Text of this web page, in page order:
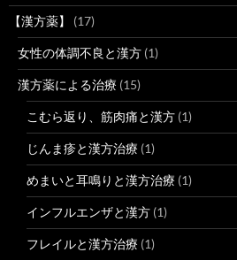
【漢方薬】 (17)
女性の体調不良と漢方 (1)
漢方薬による治療 (15)
こむら返り、筋肉痛と漢方 (1)
じんま疹と漢方治療 (1)
めまいと耳鳴りと漢方治療 (1)
インフルエンザと漢方 (1)
フレイルと漢方治療 (1)